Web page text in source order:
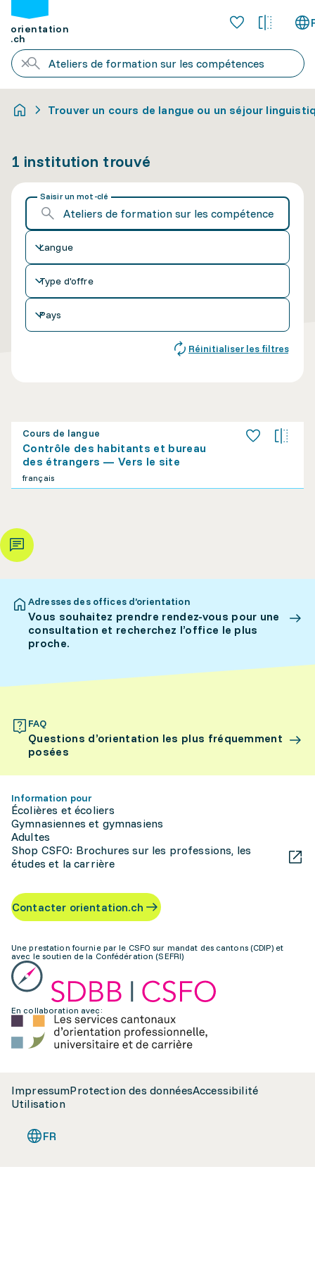
orientation
.ch
Trouver un cours de langue ou un séjour
1 institution trouvé
Saisir un mot-clé
Langue
Type d'offre
Pays
Réinitialiser les filtres
Cours de langue
Contrôle des habitants et bureau
des étrangers — Vers le site
français
Adresses des offices d’orientation
Vous souhaitez prendre rendez-vous pour une
consultation et recherchez l’office le plus
proche.
FAQ
Questions d’orientation les plus fréquemment
posées
Information pour
Écolières et écoliers
Gymnasiennes et gymnasiens
Adultes
Shop CSFO: Brochures sur les professions, les
études et la carrière
Contacter orientation.ch
Une prestation fournie par le CSFO sur mandat des cantons (CDIP) et
avec le soutien de la Confédération (SEFRI)
En collaboration avec:
ImpressumProtection des donnéesAccessibilité
Utilisation
FR